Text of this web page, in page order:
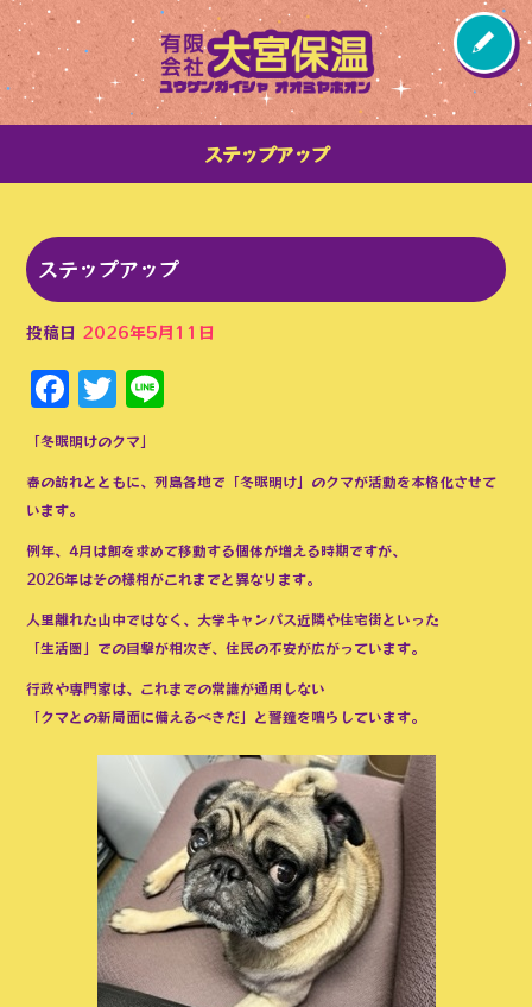
ステップアップ
ステップアップ
投稿日 2026年5月11日
Facebook
Twitter
「冬眠明けのクマ」
春の訪れとともに、列島各地で「冬眠明け」のクマが活動を本格化させて
います。
例年、4月は餌を求めて移動する個体が増える時期ですが、
2026年はその様相がこれまでと異なります。
人里離れた山中ではなく、大学キャンパス近隣や住宅街といった
「生活圏」での目撃が相次ぎ、住民の不安が広がっています。
行政や専門家は、これまでの常識が通用しない
「クマとの新局面に備えるべきだ」と警鐘を鳴らしています。